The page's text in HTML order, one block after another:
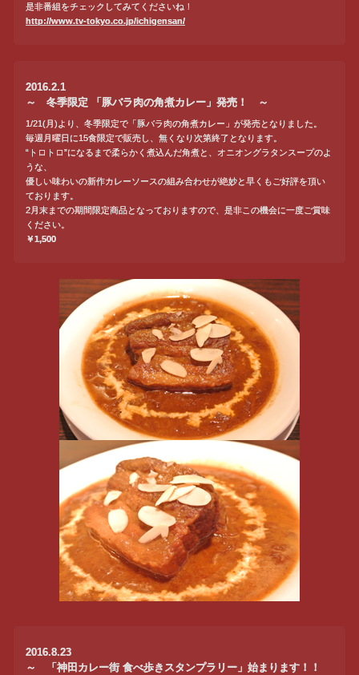
是非番組をチェックしてみてくださいね！
http://www.tv-tokyo.co.jp/ichigensan/
2016.2.1
～ 冬季限定 「豚バラ肉の角煮カレー」発売！ ～
1/21(月)より、冬季限定で「豚バラ肉の角煮カレー」が発売となりました。
毎週月曜日に15食限定で販売し、無くなり次第終了となります。
“トロトロ”になるまで柔らかく煮込んだ角煮と、オニオングラタンスープのよ
うな、
優しい味わいの新作カレーソースの組み合わせが絶妙と早くもご好評を頂い
ております。
2月末までの期間限定商品となっておりますので、是非この機会に一度ご賞味
ください。
￥1,500
2016.8.23
～ 「神田カレー街 食べ歩きスタンプラリー」始まります！！